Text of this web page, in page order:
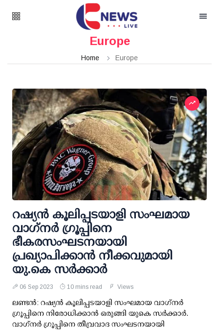
Europe
Home Europe
റഷ്യന്‍ കൂലിപ്പടയാളി സംഘമായ
വാഗ്‌നര്‍ ഗ്രൂപ്പിനെ
ഭീകരസംഘടനയായി
പ്രഖ്യാപിക്കാന്‍ നീക്കവുമായി
യു.കെ സര്‍ക്കാര്‍
06 Sep 2023 10 mins read Views
ലണ്ടന്‍: റഷ്യന്‍ കൂലിപ്പടയാളി സംഘമായ വാഗ്‌നര്‍
ഗ്രൂപ്പിനെ നിരോധിക്കാന്‍ ഒരുങ്ങി യുകെ സര്‍ക്കാര്‍.
വാഗ്‌നര്‍ ഗ്രൂപ്പിനെ തീവ്രവാദ സംഘടനയായി